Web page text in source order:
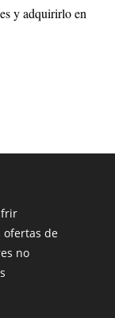
y adquirirlo en
ofertas de
no